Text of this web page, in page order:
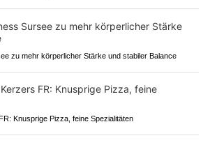
zu mehr körperlicher Stärke und stabiler Balance
Knusprige Pizza, feine Spezialitäten